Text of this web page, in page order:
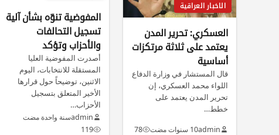
الاخبار العراقية
العسكري: تحرير المدن
يعتمد على ثلاثة مرتكزات
أساسية
قال المستشار في وزارة الدفاع
اللواء محمد العسكري، إن
تحرير المدن يعتمد على
خطط…
admin10 سنوات مضت 78
المفوضية تنوّه بشأن آلية
تسجيل التحالفات
والأحزاب وتؤكد
استعدادها للانتخابات
المقبلة
أصدرت المفوضية العليا
المستقلة للانتخابات، اليوم
الاثنين، توضيحاً حول قرارها
الأخير المتعلق بتسجيل
الأحزاب…
adminسنة واحدة مضت
119